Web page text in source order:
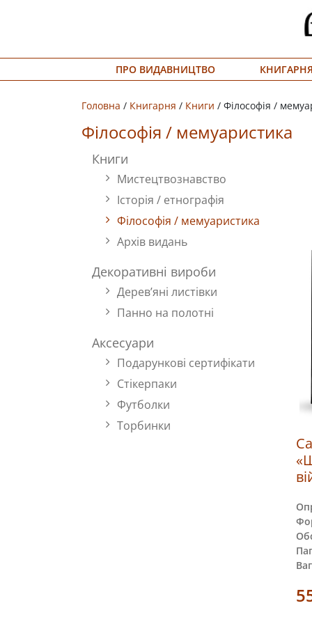
#запідтримкиУКФ
ПРО ВИДАВНИЦТВО КНИГАРНЯ
Головна / Книгарня / Книги / Філософія /
Філософія / мемуаристика
Декоративні вироби
Дерев’яні листівки
Панно на полотні
Аксесуари
Подарункові сертифікати
Стікерпаки
Футболки
Торбинки
Книги
Архів видань
Історія / етнографія
Мистецтвознавство
Філософія / мемуаристика